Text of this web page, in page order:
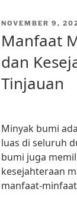
POSTED
NOVEMBER 9,
Manfaat
dan
Tinjauan
Minyak bumi
luas di seluruh
bumi juga
kesejahteraan
manfaat-